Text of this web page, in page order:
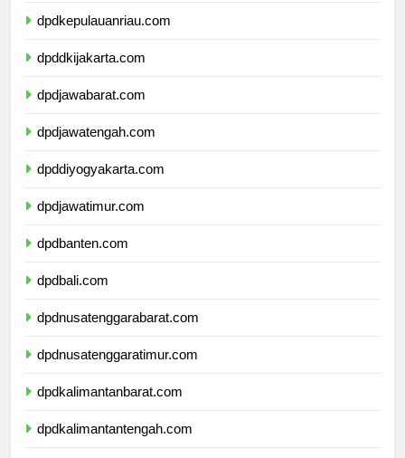
dpdkepulauanriau.com
dpddkijakarta.com
dpdjawabarat.com
dpdjawatengah.com
dpddiyogyakarta.com
dpdjawatimur.com
dpdbanten.com
dpdbali.com
dpdnusatenggarabarat.com
dpdnusatenggaratimur.com
dpdkalimantanbarat.com
dpdkalimantantengah.com